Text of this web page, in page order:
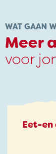
WAT GAAN
Meer
voor
Eet-en